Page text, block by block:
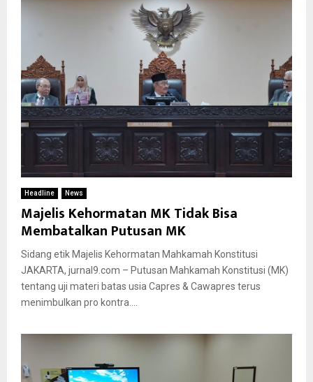
Headline News
Majelis Kehormatan MK Tidak Bisa
Membatalkan Putusan MK
Sidang etik Majelis Kehormatan Mahkamah Konstitusi
JAKARTA, jurnal9.com – Putusan Mahkamah Konstitusi (MK)
tentang uji materi batas usia Capres & Cawapres terus
menimbulkan pro kontra....